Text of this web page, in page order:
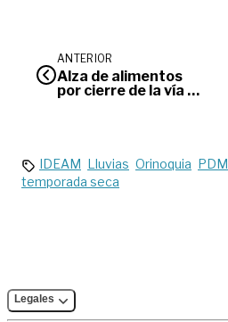
ANTERIOR
Alza de alimentos
por cierre de la vía al
IDEAM Lluvias Orinoquia PDM
temporada seca
Legales